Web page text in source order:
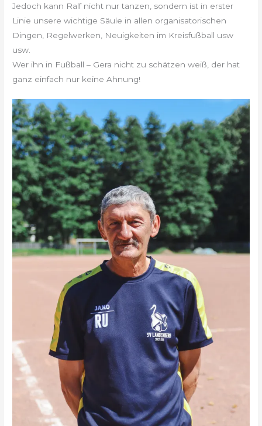
Jedoch kann Ralf nicht nur tanzen, sondern ist in erster
Linie unsere wichtige Säule in allen organisatorischen
Dingen, Regelwerken, Neuigkeiten im Kreisfußball usw
usw.
Wer ihn in Fußball – Gera nicht zu schätzen weiß, der hat
ganz einfach nur keine Ahnung!